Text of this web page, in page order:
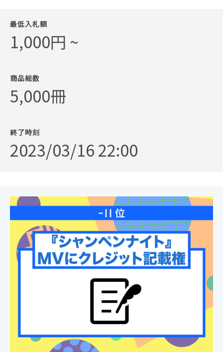
最低入札額
1,000円 ~
商品総数
5,000冊
終了時刻
2023/03/16 22:00